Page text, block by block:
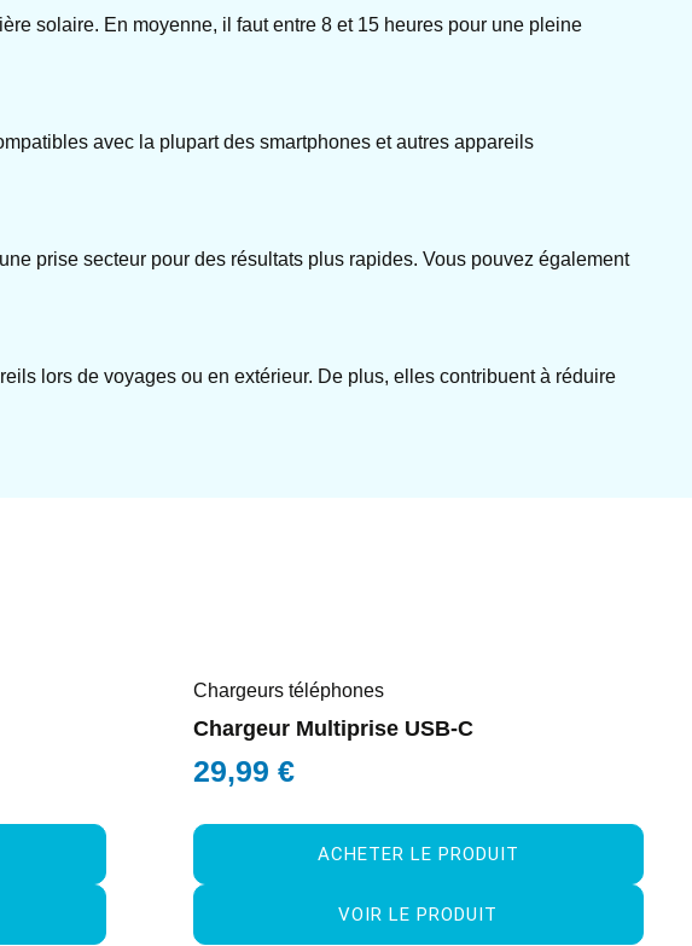
solaire. En moyenne, il faut entre 8 et 15 heures pour une pleine
avec la plupart des smartphones et autres appareils
prise secteur pour des résultats plus rapides. Vous pouvez également
lors de voyages ou en extérieur. De plus, elles contribuent à réduire
Chargeurs téléphones
Chargeur Multiprise USB-C
29,99 €
ACHETER LE PRODUIT
VOIR LE PRODUIT